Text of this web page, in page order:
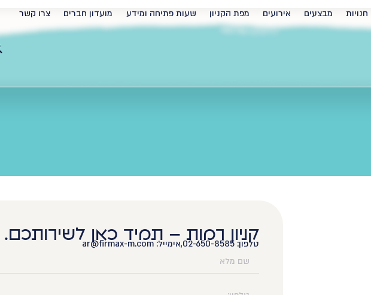
חנויות מבצעים אירועים מפת הקניון שעות פתיחה ומידע מועדון חברים צרו קשר
דף הבית»צרו קשר
קניון רמות – תמיד כאן לשירותכם.
טלפון: 02-650-8585, אימייל: ar@firmax-m.com